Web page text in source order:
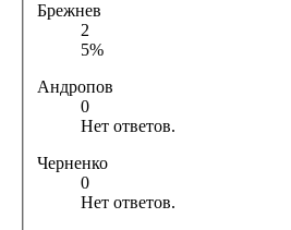
Брежнев
2
5%
Андропов
0
Нет ответов.
Черненко
0
Нет ответов.